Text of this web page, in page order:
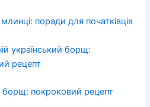
поради для початківців
український борщ:
рецепт
борщ: покроковий рецепт